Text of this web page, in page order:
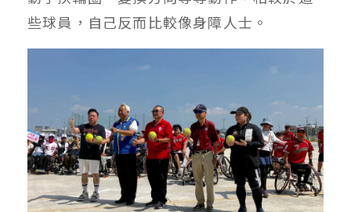
些球員，自己反而比較像身障人士。